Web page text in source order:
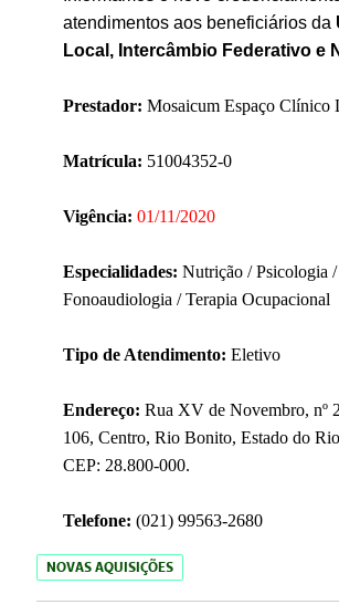
atendimentos aos beneficiários da
Local, Intercâmbio Federativo e
Prestador: Mosaicum Espaço Clínico
Matrícula: 51004352-0
Vigência: 01/11/2020
Especialidades: Nutrição / Psicologia /
Fonoaudiologia / Terapia Ocupacional
Tipo de Atendimento: Eletivo
Endereço: Rua XV de Novembro, nº
106, Centro, Rio Bonito, Estado do
CEP: 28.800-000.
Telefone: (021) 99563-2680
NOVAS AQUISIÇÕES